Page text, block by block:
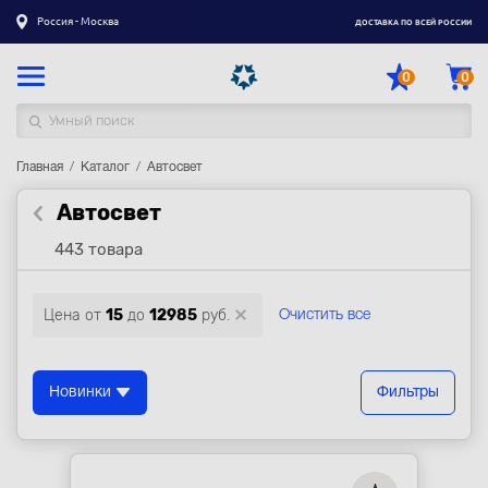
Россия - Москва ДОСТАВКА ПО ВСЕЙ РОССИИ
0 0
Каталог товаров
Регистрация|Вход
Доставка
Контакты
Акции
Главная Каталог Автосвет
Автосвет
443 товара
Цена от 15 до 12985 руб. Очистить все
Новинки Фильтры